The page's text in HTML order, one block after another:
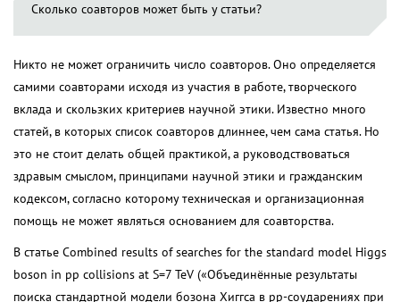
Сколько соавторов может быть у статьи?
Никто не может ограничить число соавторов. Оно определяется
самими соавторами исходя из участия в работе, творческого
вклада и скользких критериев научной этики. Известно много
статей, в которых список соавторов длиннее, чем сама статья. Но
это не стоит делать общей практикой, а руководствоваться
здравым смыслом, принципами научной этики и гражданским
кодексом, согласно которому техническая и организационная
помощь не может являться основанием для соавторства.
В статье Combined results of searches for the standard model Higgs
boson in pp collisions at S=7 TeV («Объединённые результаты
поиска стандартной модели бозона Хиггса в рр-соударениях при